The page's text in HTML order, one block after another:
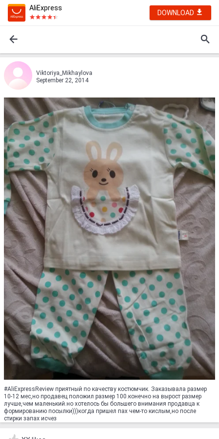
AliExpress
DOWNLOAD
Viktoriya_Mikhaylova
September 22, 2014
#AliExpressReview приятный по качеству костюмчик. Заказывала размер
10-12 мес,но продавец положил размер 100.конечно на вырост размер
лучше,чем маленький.но хотелось бы большего внимания продавца к
формированию посылки)))когда пришел пах чем-то кислым,но после
стирки запах исчез